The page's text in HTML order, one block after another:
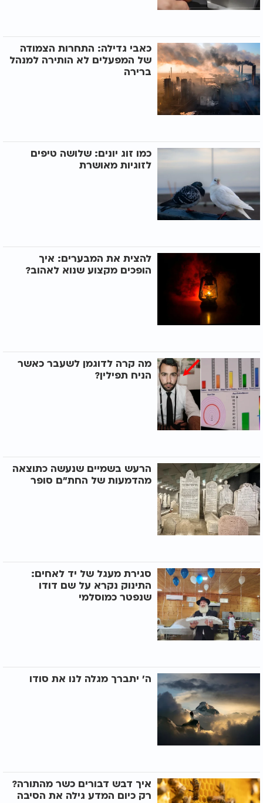
כאבי גדילה: התחרות הצמודה
של המפעלים לא הותירה למנהל
ברירה
כמו זוג יונים: שלושה טיפים
לזוגיות מאושרת
להצית את המבערים: איך
הופכים מקצוע שנוא לאהוב?
מה קרה לדוגמן לשעבר כאשר
הניח תפילין?
הרעש בשמיים שנעשה כתוצאה
מהדמעות של החת"ם סופר
סגירת מעגל של יד לאחים:
התינוק נקרא על שם דודו
שנפטר כמוסלמי
ה' יתברך מגלה לנו את סודו
איך דבש דבורים כשר מהתורה?
רק כיום המדע גילה את הסיבה